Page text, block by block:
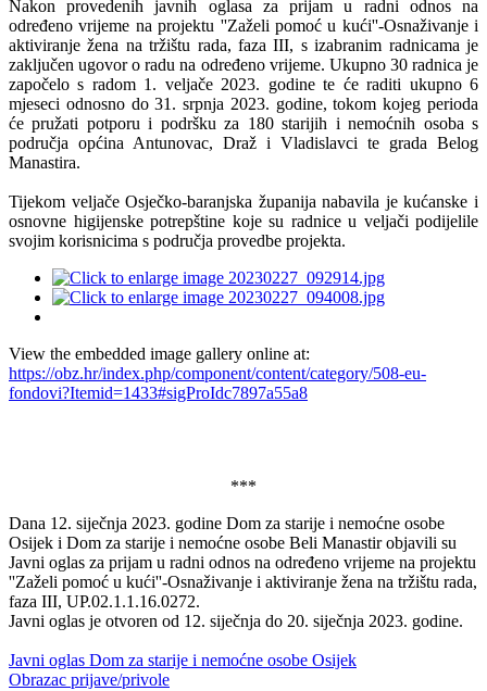
Nakon provedenih javnih oglasa za prijam u radni odnos na
određeno vrijeme na projektu ''Zaželi pomoć u kući''-Osnaživanje i
aktiviranje žena na tržištu rada, faza III, s izabranim radnicama je
zaključen ugovor o radu na određeno vrijeme. Ukupno 30 radnica je
započelo s radom 1. veljače 2023. godine te će raditi ukupno 6
mjeseci odnosno do 31. srpnja 2023. godine, tokom kojeg perioda
će pružati potporu i podršku za 180 starijih i nemoćnih osoba s
područja općina Antunovac, Draž i Vladislavci te grada Belog
Manastira.
Tijekom veljače Osječko-baranjska županija nabavila je kućanske i
osnovne higijenske potrepštine koje su radnice u veljači podijelile
svojim korisnicima s područja provedbe projekta.
View the embedded image gallery online at:
https://obz.hr/index.php/component/content/category/508-eu-
fondovi?Itemid=1433#sigProIdc7897a55a8
***
Dana 12. siječnja 2023. godine Dom za starije i nemoćne osobe
Osijek i Dom za starije i nemoćne osobe Beli Manastir objavili su
Javni oglas za prijam u radni odnos na određeno vrijeme na projektu
''Zaželi pomoć u kući''-Osnaživanje i aktiviranje žena na tržištu rada,
faza III, UP.02.1.1.16.0272.
Javni oglas je otvoren od 12. siječnja do 20. siječnja 2023. godine.
Javni oglas Dom za starije i nemoćne osobe Osijek
Obrazac prijave/privole